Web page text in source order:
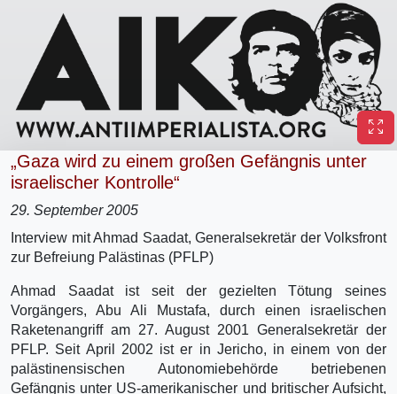
„Gaza wird zu einem großen Gefängnis unter
israelischer Kontrolle“
29. September 2005
Interview mit Ahmad Saadat, Generalsekretär der Volksfront
zur Befreiung Palästinas (PFLP)
Ahmad Saadat ist seit der gezielten Tötung seines
Vorgängers, Abu Ali Mustafa, durch einen israelischen
Raketenangriff am 27. August 2001 Generalsekretär der
PFLP. Seit April 2002 ist er in Jericho, in einem von der
palästinensischen Autonomiebehörde betriebenen
Gefängnis unter US-amerikanischer und britischer Aufsicht,